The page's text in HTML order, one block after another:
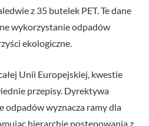
z 35 butelek PET. Te dane
wykorzystanie odpadów
ekologiczne.
Unii Europejskiej, kwestie
przepisy. Dyrektywa
odpadów wyznacza ramy dla
hierarchię postępowania z